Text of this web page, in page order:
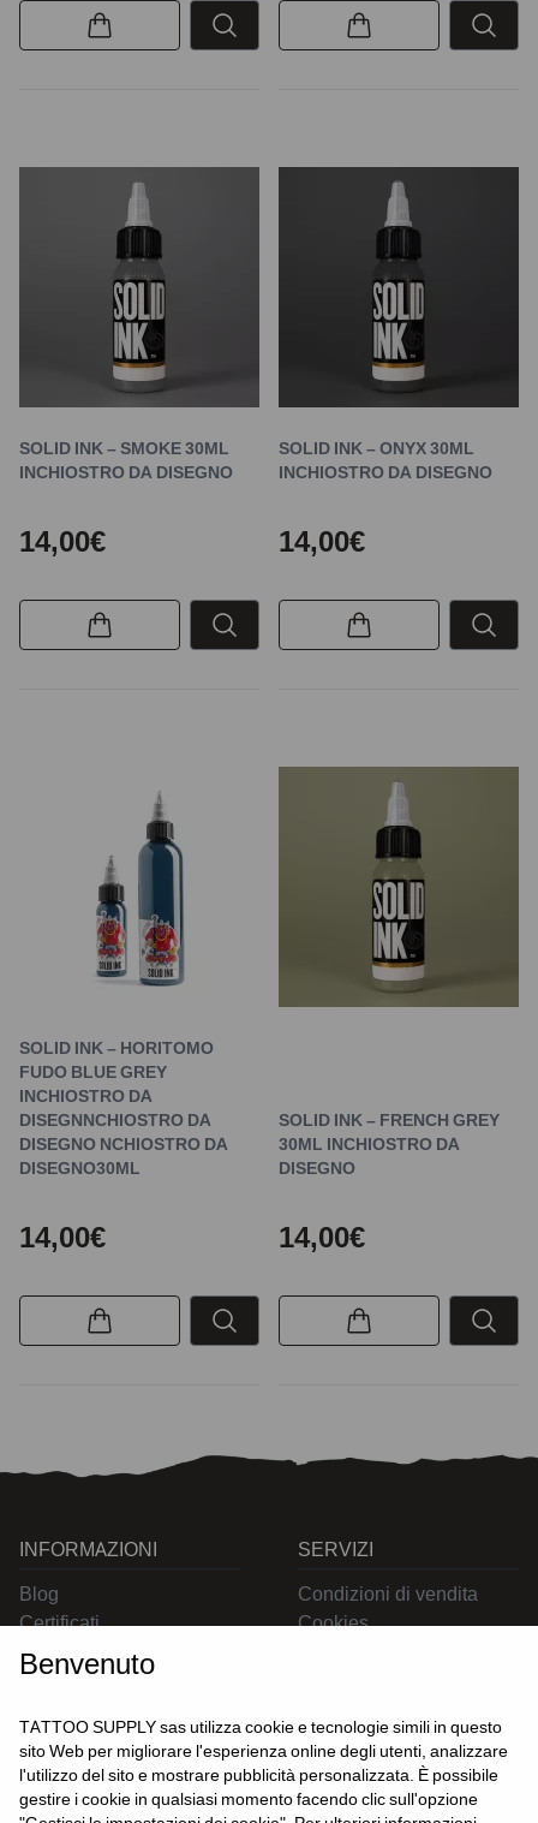
SOLID INK – SMOKE 30ML
INCHIOSTRO DA DISEGNO
14,00€
SOLID INK – ONYX 30ML
INCHIOSTRO DA DISEGNO
14,00€
SOLID INK – HORITOMO
FUDO BLUE GREY
INCHIOSTRO DA
DISEGNNCHIOSTRO DA
DISEGNO NCHIOSTRO DA
DISEGNO30ML
14,00€
SOLID INK – FRENCH GREY
30ML INCHIOSTRO DA
DISEGNO
14,00€
CONTATTACI
INFORMAZIONI
Blog
Certificati
Contatti
SERVIZI
Condizioni di vendita
Cookies
UTENTE
Benvenuto
TATTOO SUPPLY sas utilizza cookie e tecnologie simili in questo
sito Web per migliorare l'esperienza online degli utenti, analizzare
l'utilizzo del sito e mostrare pubblicità personalizzata. È possibile
gestire i cookie in qualsiasi momento facendo clic sull'opzione